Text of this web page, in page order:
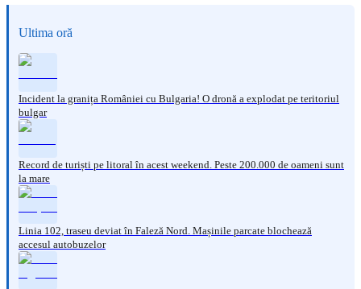
Ultima oră
Incident la granița României cu Bulgaria! O dronă a explodat pe teritoriul
bulgar
Record de turiști pe litoral în acest weekend. Peste 200.000 de oameni sunt
la mare
Linia 102, traseu deviat în Faleză Nord. Mașinile parcate blochează
accesul autobuzelor